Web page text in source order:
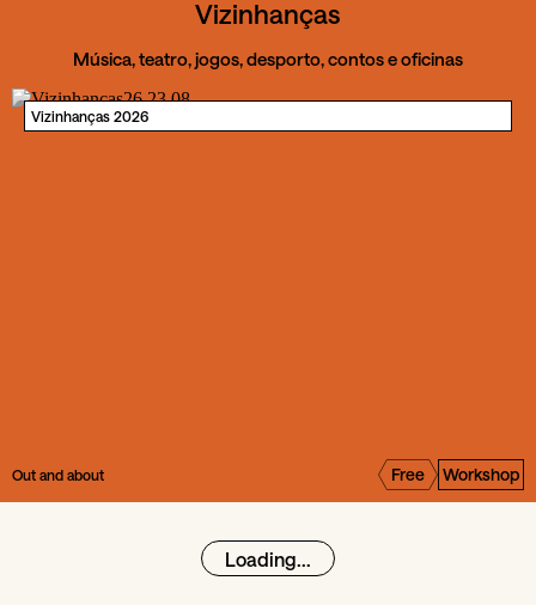
Vizinhanças
Música, teatro, jogos, desporto, contos e oficinas
Vizinhanças 2026
Out and about Free Workshop
Loading...